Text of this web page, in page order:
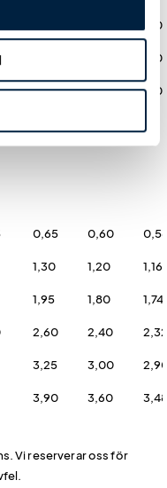
0,00 0,00
0,65 0,60
1,30 1,20 1,16
1,95 1,80 1,74
2,60 2,40
3,25 3,00
3,90 3,60
Vi reserverar oss för